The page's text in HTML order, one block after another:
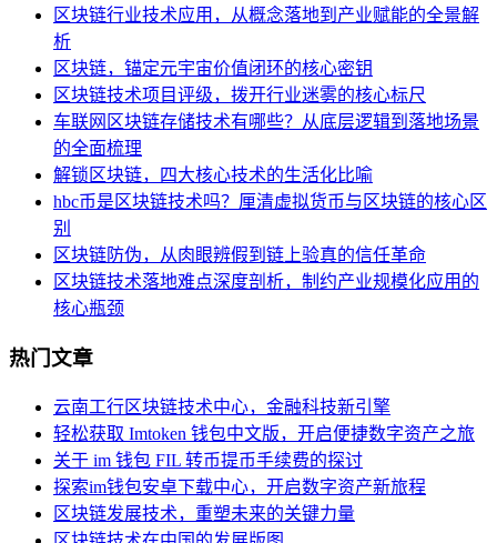
区块链行业技术应用，从概念落地到产业赋能的全景解
析
区块链，锚定元宇宙价值闭环的核心密钥
区块链技术项目评级，拨开行业迷雾的核心标尺
车联网区块链存储技术有哪些？从底层逻辑到落地场景
的全面梳理
解锁区块链，四大核心技术的生活化比喻
hbc币是区块链技术吗？厘清虚拟货币与区块链的核心区
别
区块链防伪，从肉眼辨假到链上验真的信任革命
区块链技术落地难点深度剖析，制约产业规模化应用的
核心瓶颈
热门文章
云南工行区块链技术中心，金融科技新引擎
轻松获取 Imtoken 钱包中文版，开启便捷数字资产之旅
关于 im 钱包 FIL 转币提币手续费的探讨
探索im钱包安卓下载中心，开启数字资产新旅程
区块链发展技术，重塑未来的关键力量